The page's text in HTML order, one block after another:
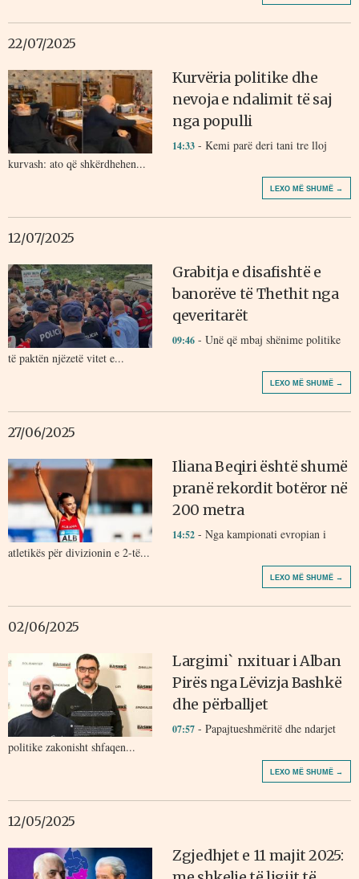
22/07/2025
Kurvëria politike dhe
nevoja e ndalimit të saj
nga populli
14:33 - Kemi parë deri tani tre lloj
kurvash: ato që shkërdhehen...
LEXO MË SHUMË →
12/07/2025
Grabitja e disafishtë e
banorëve të Thethit nga
qeveritarët
09:46 - Unë që mbaj shënime politike
të paktën njëzetë vitet e...
LEXO MË SHUMË →
27/06/2025
Iliana Beqiri është shumë
pranë rekordit botëror në
200 metra
14:52 - Nga kampionati evropian i
atletikës për divizionin e 2-të...
LEXO MË SHUMË →
02/06/2025
Largimi` nxituar i Alban
Pirës nga Lëvizja Bashkë
dhe përballjet
07:57 - Papajtueshmëritë dhe ndarjet
politike zakonisht shfaqen...
LEXO MË SHUMË →
12/05/2025
Zgjedhjet e 11 majit 2025: